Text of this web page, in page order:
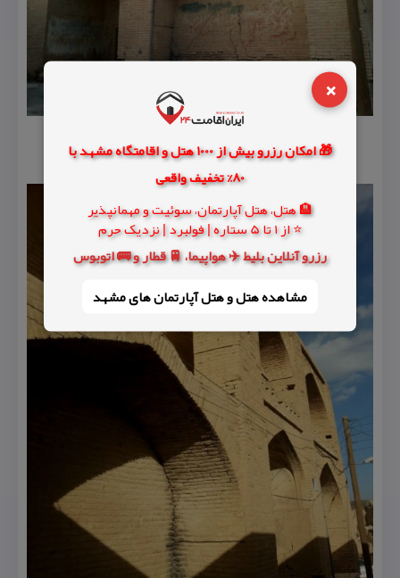
×
🎁 امکان رزرو بیش از 1000 هتل و اقامتگاه مشهد با
80% تخفیف واقعی
🏨 هتل، هتل آپارتمان، سوئیت و مهمانپذیر
⭐ از 1 تا 5 ستاره | فولبرد | نزدیک حرم
رزرو آنلاین بلیط ✈️ هواپیما، 🚆 قطار و 🚌 اتوبوس
مشاهده هتل و هتل‌ آپارتمان های مشهد